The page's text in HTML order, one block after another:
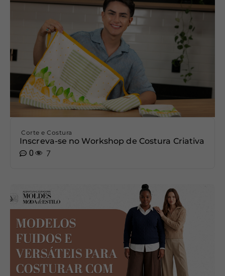
Corte e Costura
Inscreva-se no Workshop de Costura Criativa
0
7